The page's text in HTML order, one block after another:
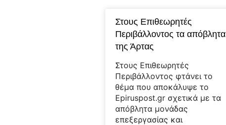
Στους Επιθεωρητές
Περιβάλλοντος τα απόβλητα
της Άρτας
Στους Επιθεωρητές
Περιβάλλοντος φτάνει το
θέμα που αποκάλυψε το
Epiruspost.gr σχετικά με τα
απόβλητα μονάδας
επεξεργασίας και